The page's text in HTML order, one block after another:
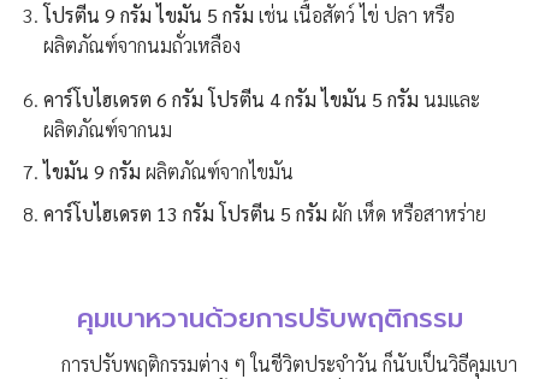
โปรตีน 9 กรัม ไขมัน 5 กรัม เช่น เนื้อสัตว์ ไข่ ปลา หรือ
ผลิตภัณฑ์จากนมถั่วเหลือง
คาร์โบไฮเดรต 6 กรัม โปรตีน 4 กรัม ไขมัน 5 กรัม นมและ
ผลิตภัณฑ์จากนม
ไขมัน 9 กรัม ผลิตภัณฑ์จากไขมัน
คาร์โบไฮเดรต 13 กรัม โปรตีน 5 กรัม ผัก เห็ด หรือสาหร่าย
คุมเบาหวานด้วยการปรับพฤติกรรม
การปรับพฤติกรรมต่าง ๆ ในชีวิตประจำวัน ก็นับเป็นวิธีคุมเบา